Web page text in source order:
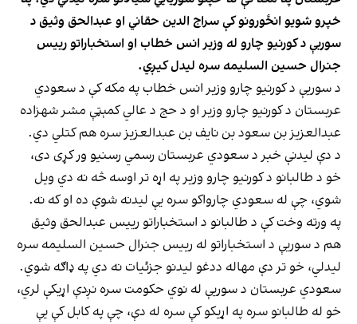
خپرو شویو انځورونو کې سراج الدین حقاني او عبدالحق وثیق د
سوربې د کورنیو چارو له وزیر انس خطاب او استخباراتو رییس
جنرال حسین السلیمه سره لیدل کیږي.
د سوریې د کورنیو چارو وزیر انس خطاب په مکه کې د سعودي
عربستان د کورنیو چارو وزیر او د حج د عالي کمېټې مشر شهزاده
عبدالعزیز بن سعود بن نایف بن عبدالعزیز سره هم کتلي دي.
د دې لیدنې خبر د سعودي عربستان رسمي رسنیو ور کړی دی،
خو د طالبانو د کورنیو چارو وزیر په اړه تر اوسه څه نه دي ویل
شوي، چې له سعودي چارواکو سره یې لیدنه شوې ده او که نه.
په ورته وخت کې د طالبانو د استخباراتو رییس عبدالحق وثیق
هم د سوریې د استخباراتو له رییس جنرال حسین السلیمه سره
لیدلي، خو تر دې مهاله ددغو لیدنو جزئیات نه دي په ډاګه شوي.
سعودي عربستان د سوریې له نوي حکومت سره نږدې اړیکې لري،
خو له طالبانو سره په اړیکو کې سره له دې، چې په کابل کې یې